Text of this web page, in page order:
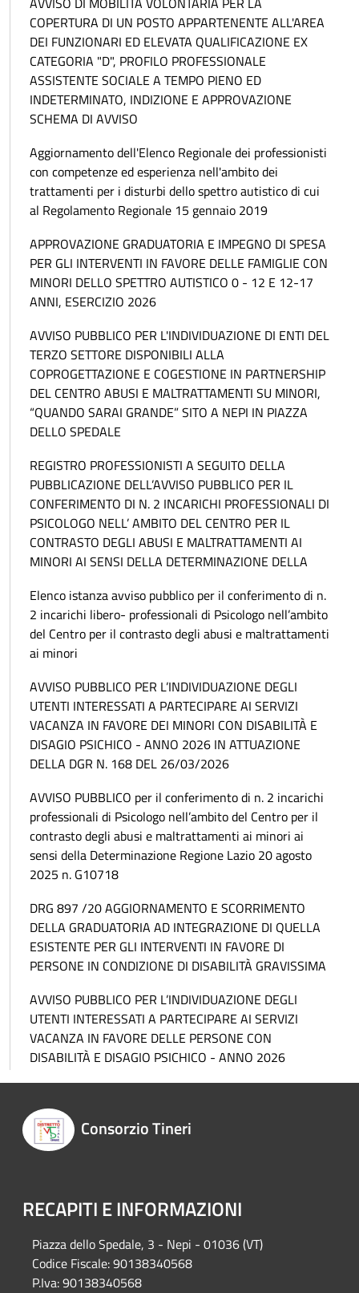
COPERTURA DI UN POSTO APPARTENENTE ALL'AREA
DEI FUNZIONARI ED ELEVATA QUALIFICAZIONE EX
CATEGORIA "D", PROFILO PROFESSIONALE
ASSISTENTE SOCIALE A TEMPO PIENO ED
INDETERMINATO, INDIZIONE E APPROVAZIONE
SCHEMA DI AVVISO
Aggiornamento dell'Elenco Regionale dei professionisti
con competenze ed esperienza nell'ambito dei
trattamenti per i disturbi dello spettro autistico di cui
al Regolamento Regionale 15 gennaio 2019
APPROVAZIONE GRADUATORIA E IMPEGNO DI SPESA
PER GLI INTERVENTI IN FAVORE DELLE FAMIGLIE CON
MINORI DELLO SPETTRO AUTISTICO 0 - 12 E 12-17
ANNI, ESERCIZIO 2026
AVVISO PUBBLICO PER L'INDIVIDUAZIONE DI ENTI DEL
TERZO SETTORE DISPONIBILI ALLA
COPROGETTAZIONE E COGESTIONE IN PARTNERSHIP
DEL CENTRO ABUSI E MALTRATTAMENTI SU MINORI,
“QUANDO SARAI GRANDE” SITO A NEPI IN PIAZZA
DELLO SPEDALE
REGISTRO PROFESSIONISTI A SEGUITO DELLA
PUBBLICAZIONE DELL’AVVISO PUBBLICO PER IL
CONFERIMENTO DI N. 2 INCARICHI PROFESSIONALI DI
PSICOLOGO NELL’ AMBITO DEL CENTRO PER IL
CONTRASTO DEGLI ABUSI E MALTRATTAMENTI AI
MINORI AI SENSI DELLA DETERMINAZIONE DELLA
Elenco istanza avviso pubblico per il conferimento di n.
2 incarichi libero- professionali di Psicologo nell’ambito
del Centro per il contrasto degli abusi e maltrattamenti
ai minori
AVVISO PUBBLICO PER L’INDIVIDUAZIONE DEGLI
UTENTI INTERESSATI A PARTECIPARE AI SERVIZI
VACANZA IN FAVORE DEI MINORI CON DISABILITÀ E
DISAGIO PSICHICO - ANNO 2026 IN ATTUAZIONE
DELLA DGR N. 168 DEL 26/03/2026
AVVISO PUBBLICO per il conferimento di n. 2 incarichi
professionali di Psicologo nell’ambito del Centro per il
contrasto degli abusi e maltrattamenti ai minori ai
sensi della Determinazione Regione Lazio 20 agosto
2025 n. G10718
DRG 897 /20 AGGIORNAMENTO E SCORRIMENTO
DELLA GRADUATORIA AD INTEGRAZIONE DI QUELLA
ESISTENTE PER GLI INTERVENTI IN FAVORE DI
PERSONE IN CONDIZIONE DI DISABILITÀ GRAVISSIMA
AVVISO PUBBLICO PER L’INDIVIDUAZIONE DEGLI
UTENTI INTERESSATI A PARTECIPARE AI SERVIZI
VACANZA IN FAVORE DELLE PERSONE CON
DISABILITÀ E DISAGIO PSICHICO - ANNO 2026
Consorzio Tineri
RECAPITI E INFORMAZIONI
Piazza dello Spedale, 3 - Nepi - 01036 (VT)
Codice Fiscale: 90138340568
P.Iva: 90138340568